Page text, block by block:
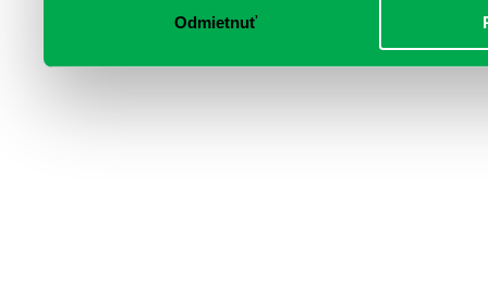
Odmietnuť